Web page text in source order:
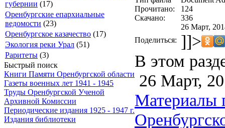
губернии (17)
Оренбургские епархиальные
ведомости (23)
Оренбургское казачество (17)
Экология реки Урал (51)
Раритеты (3)
Быстрый поиск
Книги Памяти Оренбургской области
Газеты военных лет 1941 - 1945
Труды Оренбургской Ученой
Архивной Комиссии
Периодические издания 1925 - 1947 г.
Издания библиотеки
Прочитано:
124
Скачано:
336
26 Март,
Поделиться: ]]>
В этом
26 Март,
Материалы